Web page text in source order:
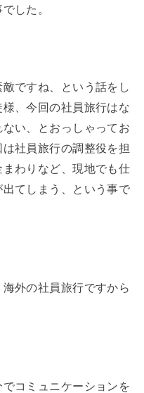
した。
ですね、という話をし
、今回の社員旅行はな
い、とおっしゃってお
社員旅行の調整役を担
わりなど、現地でも仕
てしまう、という事で
外の社員旅行ですから
コミュニケーションを